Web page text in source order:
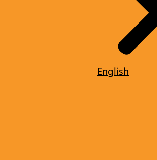
English